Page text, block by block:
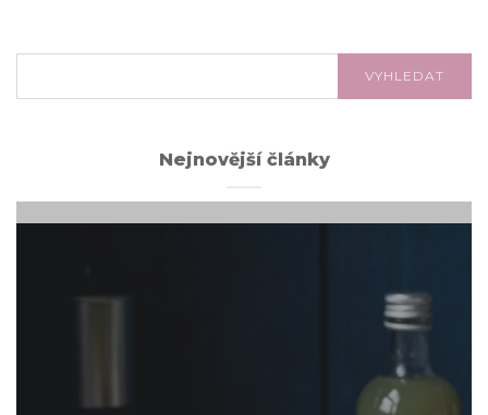
VYHLEDAT
Nejnovější články